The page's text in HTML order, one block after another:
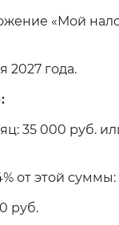
«Мой
2027 года.
35 000 руб.
от этой суммы:
руб.